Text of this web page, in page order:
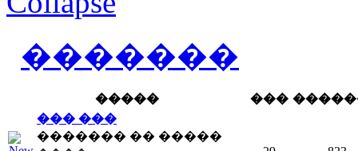
�������
����� ���
��� ���
������� �� �����